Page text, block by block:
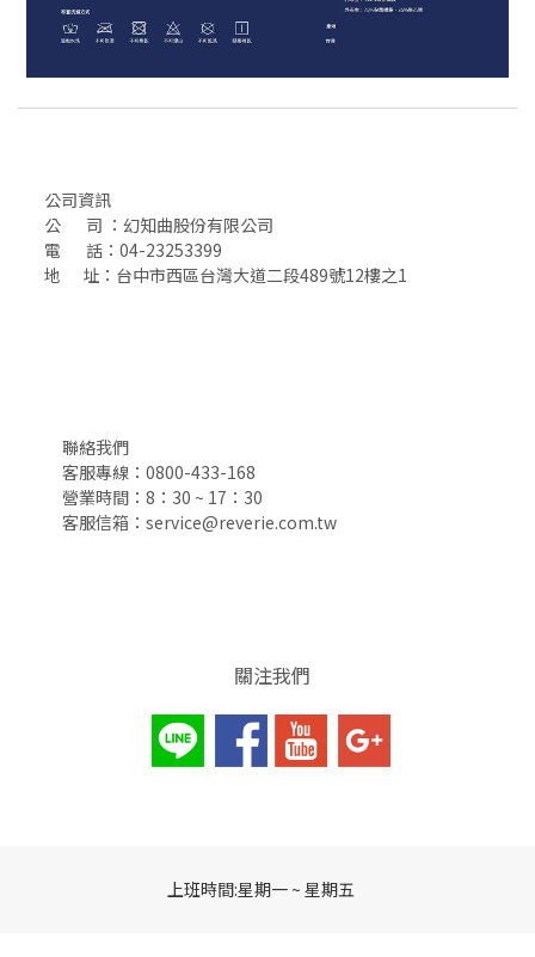
公司資訊
公 司 ：幻知曲股份有限公司
電 話：04-23253399
地 址：台中市西區台灣大道二段489號12樓之1
聯絡我們
客服專線：0800-433-168
營業時間：8：30 ~ 17：30
客服信箱：service@reverie.com.tw
關注我們
上班時間:星期一 ~ 星期五